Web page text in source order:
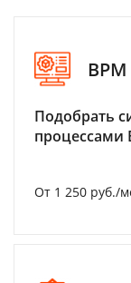
BPM
Подобрать
процессами
От 1 250 руб./